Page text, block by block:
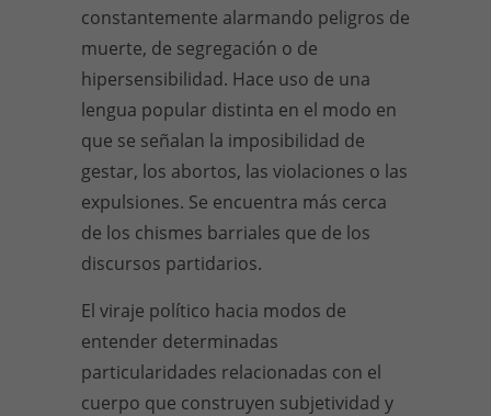
constantemente alarmando peligros de
muerte, de segregación o de
hipersensibilidad. Hace uso de una
lengua popular distinta en el modo en
que se señalan la imposibilidad de
gestar, los abortos, las violaciones o las
expulsiones. Se encuentra más cerca
de los chismes barriales que de los
discursos partidarios.
El viraje político hacia modos de
entender determinadas
particularidades relacionadas con el
cuerpo que construyen subjetividad y